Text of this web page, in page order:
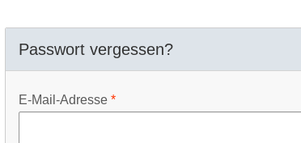
Passwort vergessen?
E-Mail-Adresse